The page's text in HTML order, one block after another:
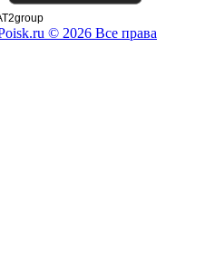
© 2026 Все права